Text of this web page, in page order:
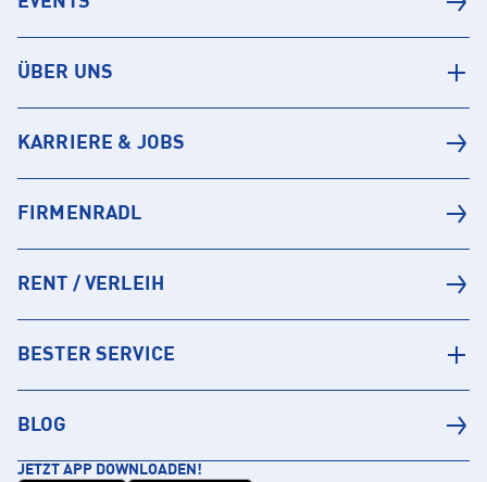
ÜBER UNS
KARRIERE & JOBS
FIRMENRADL
RENT / VERLEIH
BESTER SERVICE
BLOG
JETZT APP DOWNLOADEN!